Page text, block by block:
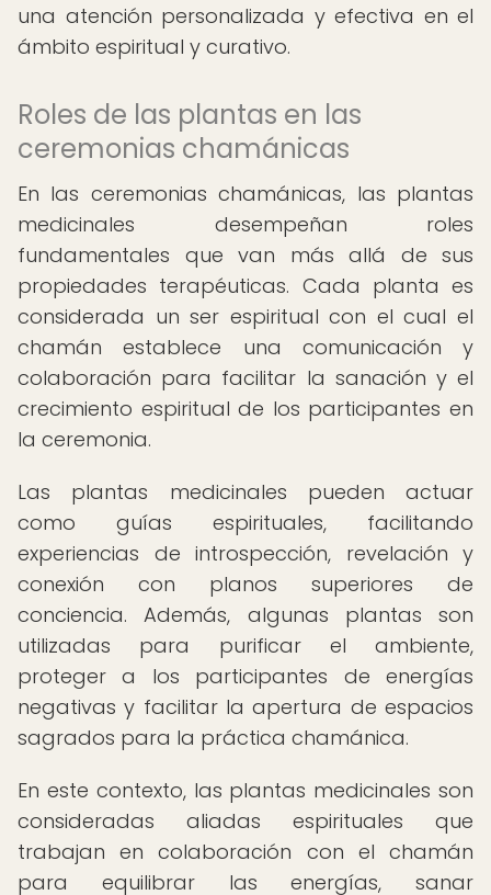
una atención personalizada y efectiva en el
ámbito espiritual y curativo.
Roles de las plantas en las
ceremonias chamánicas
En las ceremonias chamánicas, las plantas
medicinales desempeñan roles
fundamentales que van más allá de sus
propiedades terapéuticas. Cada planta es
considerada un ser espiritual con el cual el
chamán establece una comunicación y
colaboración para facilitar la sanación y el
crecimiento espiritual de los participantes en
la ceremonia.
Las plantas medicinales pueden actuar
como guías espirituales, facilitando
experiencias de introspección, revelación y
conexión con planos superiores de
conciencia. Además, algunas plantas son
utilizadas para purificar el ambiente,
proteger a los participantes de energías
negativas y facilitar la apertura de espacios
sagrados para la práctica chamánica.
En este contexto, las plantas medicinales son
consideradas aliadas espirituales que
trabajan en colaboración con el chamán
para equilibrar las energías, sanar